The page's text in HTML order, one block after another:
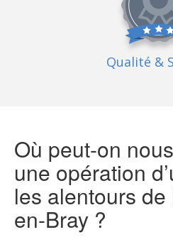
Qualité &
Où peut-on
une opération
les alentours
en-Bray ?